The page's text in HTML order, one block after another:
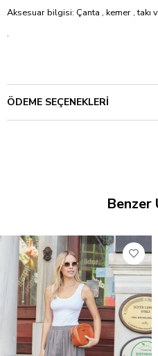
Aksesuar bilgisi: Çanta , kemer ,
.
ÖDEME SEÇENEKLERI
Benzer